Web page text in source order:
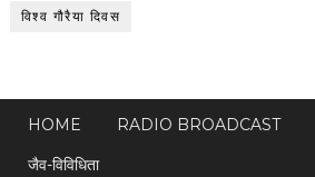
विश्व गौरैया दिवस
HOME RADIO BROADCAST
जैव-विविधिता